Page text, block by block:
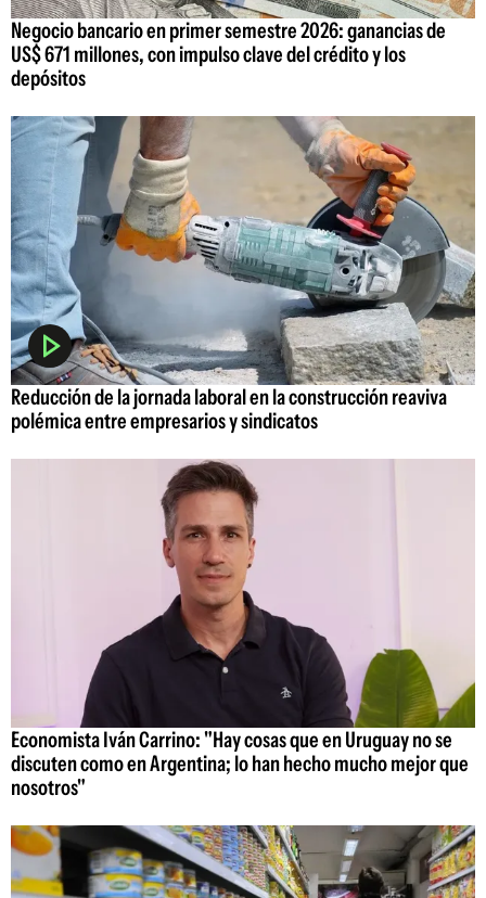
Negocio bancario en primer semestre 2026: ganancias de
US$ 671 millones, con impulso clave del crédito y los
depósitos
Reducción de la jornada laboral en la construcción reaviva
polémica entre empresarios y sindicatos
Economista Iván Carrino: "Hay cosas que en Uruguay no se
discuten como en Argentina; lo han hecho mucho mejor que
nosotros"